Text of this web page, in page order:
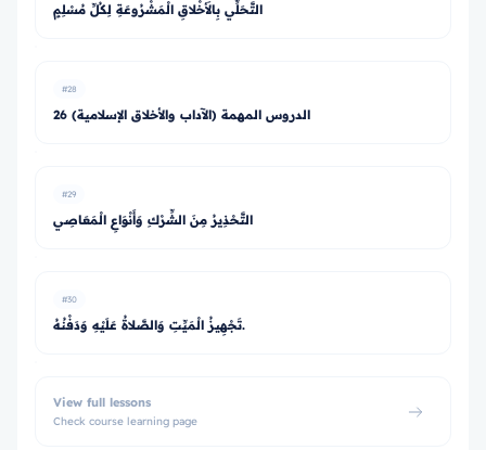
التَّحَلِّي بِالأَخْلاقِ الْمَشْرُوعَةِ لِكُلِّ مُسْلِمٍ
#28
26 الدروس المهمة (الآداب والأخلاق الإسلامية)
#29
التَّحْذِيرُ مِنَ الشِّرْكِ وَأَنْوَاعِ الْمَعَاصِي
#30
تَجْهِيزُ الْمَيِّتِ وَالصَّلاةُ عَلَيْهِ وَدَفْنُهُ.
View full lessons
Check course learning page